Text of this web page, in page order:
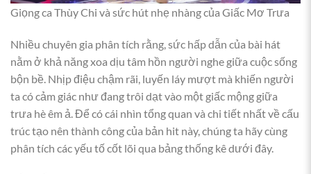
Giọng ca Thùy Chi và sức hút nhẹ nhàng của Giấc Mơ Trưa
Nhiều chuyên gia phân tích rằng, sức hấp dẫn của bài hát
nằm ở khả năng xoa dịu tâm hồn người nghe giữa cuộc sống
bộn bề. Nhịp điệu chậm rãi, luyến láy mượt mà khiến người
ta có cảm giác như đang trôi dạt vào một giấc mộng giữa
trưa hè êm ả. Để có cái nhìn tổng quan và chi tiết nhất về cấu
trúc tạo nên thành công của bản hit này, chúng ta hãy cùng
phân tích các yếu tố cốt lõi qua bảng thống kê dưới đây.